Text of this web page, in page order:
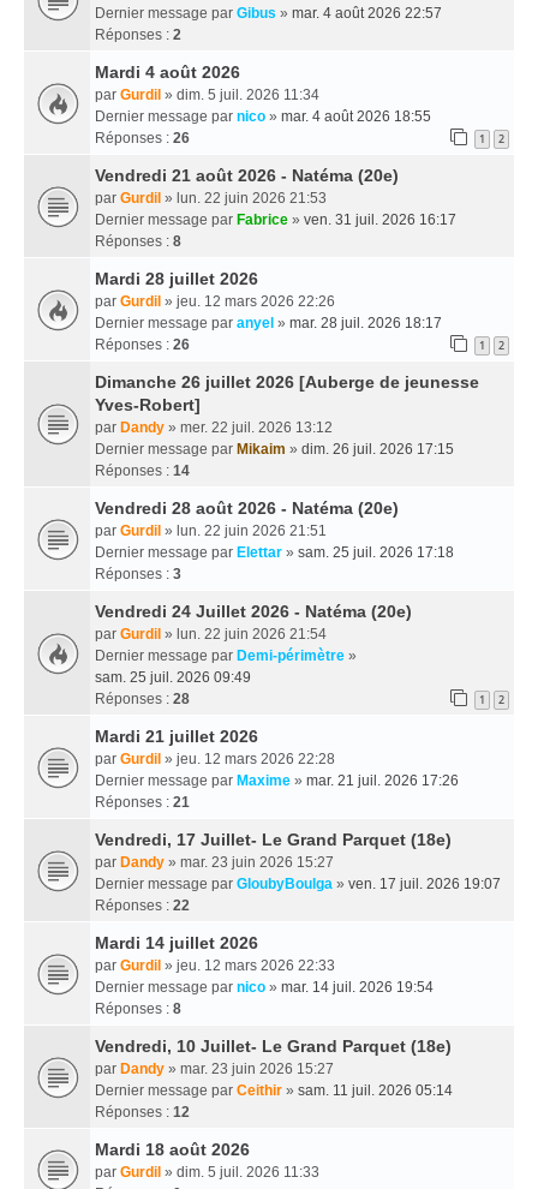
Dernier message par Gibus » mar. 4 août 2026 22:57
Réponses : 2
Mardi 4 août 2026
par Gurdil » dim. 5 juil. 2026 11:34
Dernier message par nico » mar. 4 août 2026 18:55
Réponses : 26 1 2
Vendredi 21 août 2026 - Natéma (20e)
par Gurdil » lun. 22 juin 2026 21:53
Dernier message par Fabrice » ven. 31 juil. 2026 16:17
Réponses : 8
Mardi 28 juillet 2026
par Gurdil » jeu. 12 mars 2026 22:26
Dernier message par anyel » mar. 28 juil. 2026 18:17
Réponses : 26 1 2
Dimanche 26 juillet 2026 [Auberge de jeunesse
Yves-Robert]
par Dandy » mer. 22 juil. 2026 13:12
Dernier message par Mikaim » dim. 26 juil. 2026 17:15
Réponses : 14
Vendredi 28 août 2026 - Natéma (20e)
par Gurdil » lun. 22 juin 2026 21:51
Dernier message par Elettar » sam. 25 juil. 2026 17:18
Réponses : 3
Vendredi 24 Juillet 2026 - Natéma (20e)
par Gurdil » lun. 22 juin 2026 21:54
Dernier message par Demi-périmètre »
sam. 25 juil. 2026 09:49
Réponses : 28 1 2
Mardi 21 juillet 2026
par Gurdil » jeu. 12 mars 2026 22:28
Dernier message par Maxime » mar. 21 juil. 2026 17:26
Réponses : 21
Vendredi, 17 Juillet- Le Grand Parquet (18e)
par Dandy » mar. 23 juin 2026 15:27
Dernier message par GloubyBoulga » ven. 17 juil. 2026 19:07
Réponses : 22
Mardi 14 juillet 2026
par Gurdil » jeu. 12 mars 2026 22:33
Dernier message par nico » mar. 14 juil. 2026 19:54
Réponses : 8
Vendredi, 10 Juillet- Le Grand Parquet (18e)
par Dandy » mar. 23 juin 2026 15:27
Dernier message par Ceithir » sam. 11 juil. 2026 05:14
Réponses : 12
Mardi 18 août 2026
par Gurdil » dim. 5 juil. 2026 11:33